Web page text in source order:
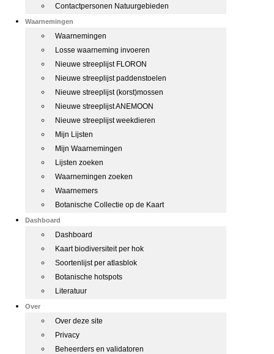
Contactpersonen Natuurgebieden
Waarnemingen
Waarnemingen
Losse waarneming invoeren
Nieuwe streeplijst FLORON
Nieuwe streeplijst paddenstoelen
Nieuwe streeplijst (korst)mossen
Nieuwe streeplijst ANEMOON
Nieuwe streeplijst weekdieren
Mijn Lijsten
Mijn Waarnemingen
Lijsten zoeken
Waarnemingen zoeken
Waarnemers
Botanische Collectie op de Kaart
Dashboard
Dashboard
Kaart biodiversiteit per hok
Soortenlijst per atlasblok
Botanische hotspots
Literatuur
Over
Over deze site
Privacy
Beheerders en validatoren